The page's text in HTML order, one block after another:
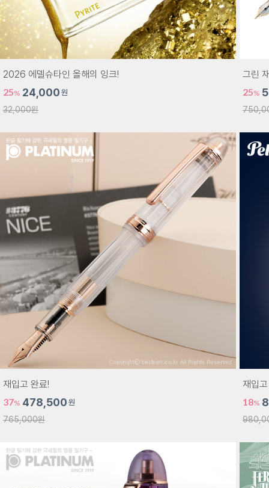
2026 에델슈타인 올해의 잉크!
25% 24,000 원
32,000원
그린
25%
재입고 완료!
37% 478,500 원
765,000원
재입
18%